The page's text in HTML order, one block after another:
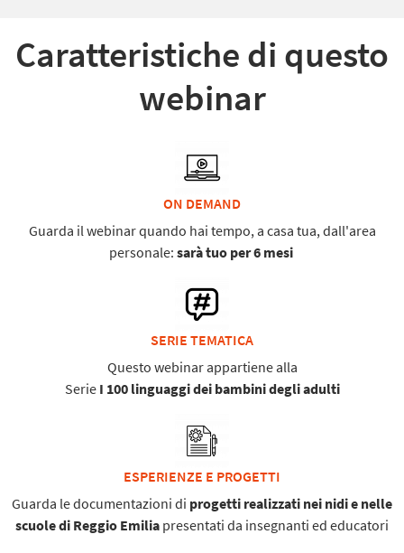
Caratteristiche di questo
webinar
ON DEMAND
Guarda il webinar quando hai tempo, a casa tua, dall'area
personale: sarà tuo per 6 mesi
SERIE TEMATICA
Questo webinar appartiene alla
Serie I 100 linguaggi dei bambini degli adulti
ESPERIENZE E PROGETTI
Guarda le documentazioni di progetti realizzati nei nidi e nelle
scuole di Reggio Emilia presentati da insegnanti ed educatori